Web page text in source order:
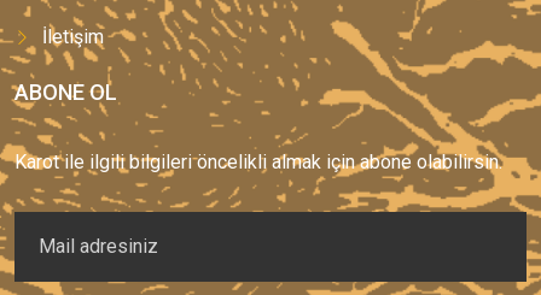
İletişim
ABONE OL
Karot ile ilgili bilgileri öncelikli almak için abone olabilirsin.